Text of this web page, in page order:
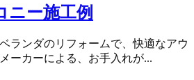
ニー施工例
ランダのリフォームで、快適なアウ
ーカーによる、お手入れが...